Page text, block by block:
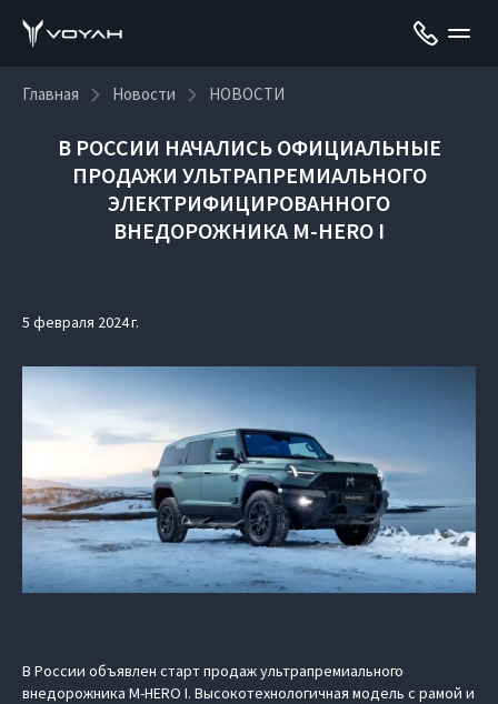
Главная Новости НОВОСТИ
В РОССИИ НАЧАЛИСЬ ОФИЦИАЛЬНЫЕ
ПРОДАЖИ УЛЬТРАПРЕМИАЛЬНОГО
ЭЛЕКТРИФИЦИРОВАННОГО
ВНЕДОРОЖНИКА M-HERO I
5 февраля 2024 г.
В России объявлен старт продаж ультрапремиального
внедорожника M-HERO I. Высокотехнологичная модель с рамой и